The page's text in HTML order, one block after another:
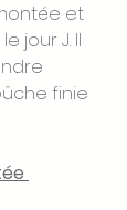
et
jour J. Il
finie